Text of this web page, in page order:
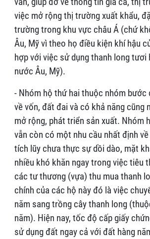
việc mở rộng thị trường xuất khẩu,
trường trong khu vực châu Á (chứ
Âu, Mỹ vì theo họ điều kiện khí hậu
hợp với việc sử dụng thanh long tươi
nước Âu, Mỹ).
- Nhóm hộ thứ hai thuộc nhóm bước
về vốn, đất đai và có khả năng cũng
mở rộng, phát triển sản xuất. Nhóm
vẫn còn có một nhu cầu nhất định
tích lũy chưa thực sự dồi dào, mặt
nhiều khó khăn ngay trong việc tiêu
các tư thương (vựa) thu mua thanh
chính của các hộ này đó là việc
năm sang trồng cây thanh long
năm). Hiện nay, tốc độ cấp giấy
sử dụng đất ngay cả với đất hàng